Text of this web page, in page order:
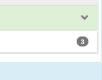
3